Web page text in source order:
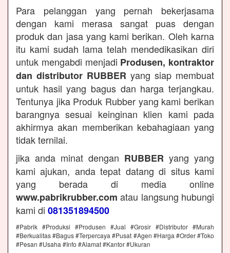
Para pelanggan yang pernah bekerjasama
dengan kami merasa sangat puas dengan
produk dan jasa yang kami berikan. Oleh karna
itu kami sudah lama telah mendedikasikan diri
untuk mengabdi menjadi Produsen, kontraktor
dan distributor RUBBER yang siap membuat
untuk hasil yang bagus dan harga terjangkau.
Tentunya jika Produk Rubber yang kami berikan
barangnya sesuai keinginan klien kami pada
akhirmya akan memberikan kebahagiaan yang
tidak ternilai.
jika anda minat dengan RUBBER yang yang
kami ajukan, anda tepat datang di situs kami
yang berada di media online
www.pabrikrubber.com atau langsung hubungi
kami di 081351894500
#Pabrik #Produksi #Produsen #Jual #Grosir #Distributor #Murah
#Berkualitas #Bagus #Terpercaya #Pusat #Agen #Harga #Order #Toko
#Pesan #Usaha #Info #Alamat #Kantor #Ukuran